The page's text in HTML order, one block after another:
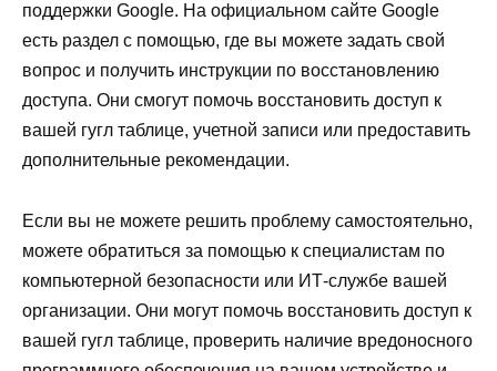
поддержки Google. На официальном сайте Google
есть раздел с помощью, где вы можете задать свой
вопрос и получить инструкции по восстановлению
доступа. Они смогут помочь восстановить доступ к
вашей гугл таблице, учетной записи или предоставить
дополнительные рекомендации.
Если вы не можете решить проблему самостоятельно,
можете обратиться за помощью к специалистам по
компьютерной безопасности или ИТ-службе вашей
организации. Они могут помочь восстановить доступ к
вашей гугл таблице, проверить наличие вредоносного